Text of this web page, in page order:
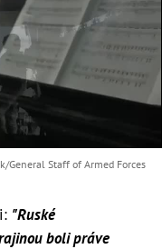
General Staff of Armed Forces
"Ruské
boli práve